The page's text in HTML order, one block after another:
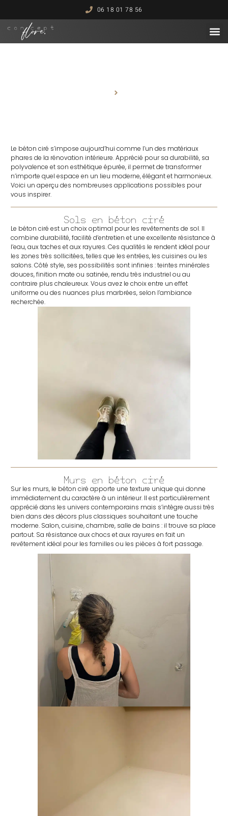
06 18 01 78 56
Le béton ciré s’impose aujourd’hui comme l’un des matériaux
phares de la rénovation intérieure. Apprécié pour sa durabilité, sa
polyvalence et son esthétique épurée, il permet de transformer
n’importe quel espace en un lieu moderne, élégant et harmonieux.
Voici un aperçu des nombreuses applications possibles pour
vous inspirer.
Sols en béton ciré
Le béton ciré est un choix optimal pour les revêtements de sol. Il
combine durabilité, facilité d’entretien et une excellente résistance à
l’eau, aux taches et aux rayures. Ces qualités le rendent idéal pour
les zones très sollicitées, telles que les entrées, les cuisines ou les
salons. Côté style, ses possibilités sont infinies : teintes minérales
douces, finition mate ou satinée, rendu très industriel ou au
contraire plus chaleureux. Vous avez le choix entre un effet
uniforme ou des nuances plus marbrées, selon l’ambiance
recherchée.
Murs en béton ciré
Sur les murs, le béton ciré apporte une texture unique qui donne
immédiatement du caractère à un intérieur. Il est particulièrement
apprécié dans les univers contemporains mais s’intègre aussi très
bien dans des décors plus classiques souhaitant une touche
moderne. Salon, cuisine, chambre, salle de bains : il trouve sa place
partout. Sa résistance aux chocs et aux rayures en fait un
revêtement idéal pour les familles ou les pièces à fort passage.